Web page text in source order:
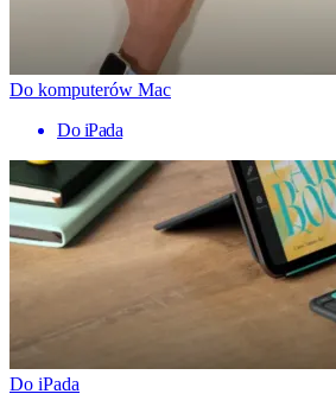
Do komputerów Mac
Do iPada
Do iPada